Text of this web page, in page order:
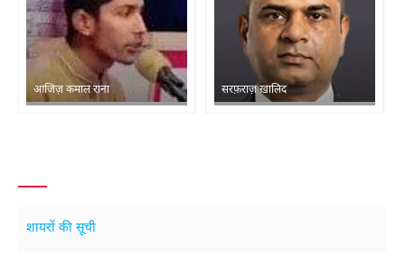
आजिज़ कमाल राना सरफ़राज़ ख़ालिद
शायरों की सूची